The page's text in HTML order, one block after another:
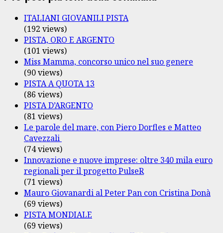
ITALIANI GIOVANILI PISTA
(192 views)
PISTA, ORO E ARGENTO
(101 views)
Miss Mamma, concorso unico nel suo genere
(90 views)
PISTA A QUOTA 13
(86 views)
PISTA D’ARGENTO
(81 views)
Le parole del mare, con Piero Dorfles e Matteo
Cavezzali
(74 views)
Innovazione e nuove imprese: oltre 340 mila euro
regionali per il progetto PulseR
(71 views)
Mauro Giovanardi al Peter Pan con Cristina Donà
(69 views)
PISTA MONDIALE
(69 views)